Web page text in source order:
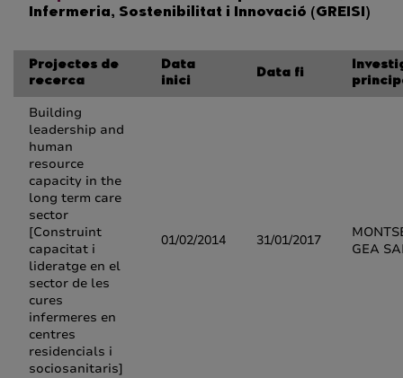
Infermeria, Sostenibilitat i Innovació (GREISI)
Projectes de
recerca
Data
inici
Data fi
Building
leadership and
human
resource
capacity in the
long term care
sector
[Construint
capacitat i
lideratge en el
sector de les
cures
infermeres en
centres
residencials i
sociosanitaris]
01/02/2014 31/01/2017
GEA